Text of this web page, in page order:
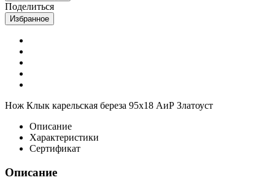
Поделиться
Избранное
Нож Клык карельская береза 95х18 АиР Златоуст
Описание
Характеристики
Сертификат
Описание